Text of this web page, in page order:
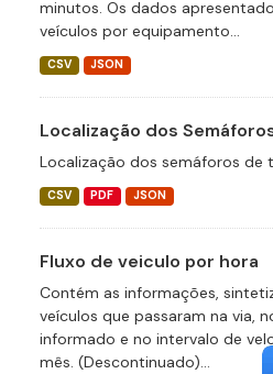
minutos. Os dados
veículos por equipamento...
CSV JSON
Localização dos
Localização dos semáforos de
CSV PDF JSON
Fluxo de veiculo por hora
Contém as informações,
veículos que passaram na via,
informado e no intervalo de
mês. (Descontinuado)...